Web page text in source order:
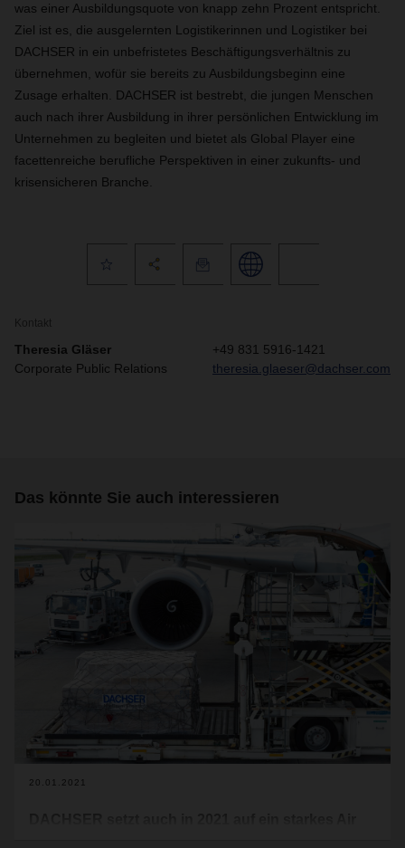
was einer Ausbildungsquote von knapp zehn Prozent entspricht.
Ziel ist es, die ausgelernten Logistikerinnen und Logistiker bei
DACHSER in ein unbefristetes Beschäftigungsverhältnis zu
übernehmen, wofür sie bereits zu Ausbildungsbeginn eine
Zusage erhalten. DACHSER ist bestrebt, die jungen Menschen
auch nach ihrer Ausbildung in ihrer persönlichen Entwicklung im
Unternehmen zu begleiten und bietet als Global Player eine
facettenreiche berufliche Perspektiven in einer zukunfts- und
krisensicheren Branche.
Kontakt
Theresia Gläser
Corporate Public Relations
+49 831 5916-1421
theresia.glaeser@dachser.com
Das könnte Sie auch interessieren
20.01.2021